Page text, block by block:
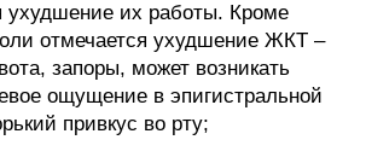
ухудшение их работы. Кроме
отмечается ухудшение ЖКТ –
запоры, может возникать
ощущение в эпигистральной
привкус во рту;